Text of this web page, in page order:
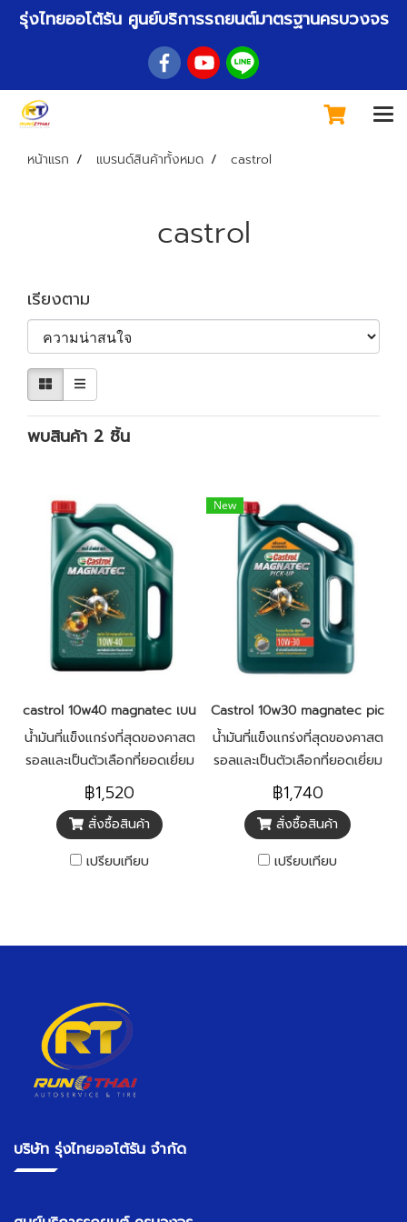
รุ่งไทยออโต้รัน ศูนย์บริการรถยนต์มาตรฐานครบวงจร
หน้าแรก แบรนด์สินค้าทั้งหมด castrol
castrol
เรียงตาม
พบสินค้า 2 ชิ้น
castrol 10w40 magnatec เบนซิน 4L
น้ำมันที่แข็งแกร่งที่สุดของคาสต
รอลและเป็นตัวเลือกที่ยอดเยี่ยม
สำหรับผู้ที่ต้องการสิ่งที่ดีที่สุด
สำหรับรถยนต์
฿1,520
สั่งซื้อสินค้า
เปรียบเทียบ
New
Castrol 10w30 magnatec pick-
น้ำมันที่แข็งแกร่งที่สุดของคาสต
รอลและเป็นตัวเลือกที่ยอดเยี่ยม
สำหรับผู้ที่ต้องการสิ่งที่ดีที่สุด
สำหรับรถยนต์
฿1,740
สั่งซื้อสินค้า
เปรียบเทียบ
บริษัท รุ่งไทยออโต้รัน จำกัด